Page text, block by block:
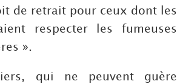
de retrait pour ceux dont les
respecter les fumeuses
».
qui ne peuvent guère